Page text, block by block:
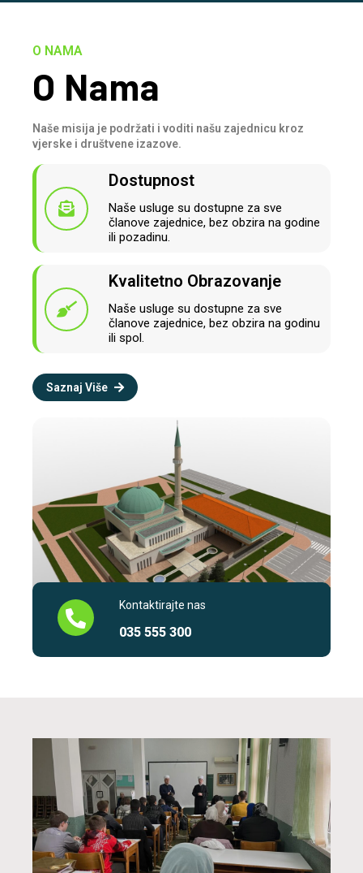
Kontaktirajte nas
035 555 300
O NAMA
O Nama
Naše misija je podržati i voditi našu zajednicu kroz
vjerske i društvene izazove.
Dostupnost
Naše usluge su dostupne za sve
članove zajednice, bez obzira na godine
ili pozadinu.
Kvalitetno Obrazovanje
Naše usluge su dostupne za sve
članove zajednice, bez obzira na godinu
ili spol.
Saznaj Više